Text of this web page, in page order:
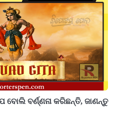
ବୋଲି ବର୍ଣ୍ଣନା କରିଛନ୍ତି, ଜାଣନ୍ତୁ